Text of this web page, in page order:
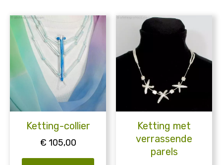
Ketting-collier
€ 105,00
Ketting met
verrassende
parels